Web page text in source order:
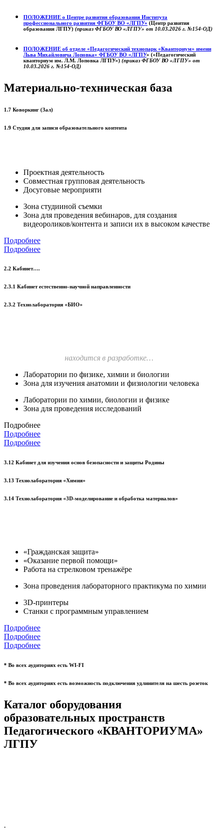
ПОЛОЖЕНИЕ о Центре развития образования Института
профессионального развития ФГБОУ ВО «ЛГПУ» (Центр развития
образования ЛГПУ) (приказ ФГБОУ ВО «ЛГПУ» от 10.03.2026 г. №154-ОД)
ПОЛОЖЕНИЕ об отделе «Педагогический технопарк «Кванториум» имени
Льва Михайловича Лоповка» ФГБОУ ВО «ЛГПУ» («Педагогический
кванториум им. Л.М. Лоповка ЛГПУ») (приказ ФГБОУ ВО «ЛГПУ» от
10.03.2026 г. №154-ОД)
Материально-техническая база
1.7 Коворкинг (Зал)
1.9 Студия для записи образовательного контента
Проектная деятельность
Совместная групповая деятельность
Досуговые мероприяти
Зона студииной съемки
Зона для проведения вебинаров, для создания
видеороликов/контента и записи их в высоком качестве
Подробнее
Подробнее
2.2 Кабинет….
2.3.1 Кабинет естественно-научной направленности
2.3.2 Технолаборатория «БИО»
находится в разработке…
Лаборатории по физике, химии и биологии
Зона для изучения анатомии и физиологии человека
Лаборатории по химии, биологии и физике
Зона для проведения исследований
Подробнее
Подробнее
Подробнее
3.12 Кабинет для изучения основ безопасности и защиты Родины
3.13 Технолаборатория «Химия»
3.14 Технолаборатория «3D-моделирование и обработка материалов»
«Гражданская защита»
«Оказание первой помощи»
Работа на стрелковом тренажёре
Зона проведения лабораторного практикума по химии
3D-принтеры
Станки с программным управлением
Подробнее
Подробнее
Подробнее
* Во всех аудиториях есть WI-FI
* Во всех аудиториях есть возможность подключения удлинителя на шесть розеток
Каталог оборудования
образовательных пространств
Педагогического «КВАНТОРИУМА»
ЛГПУ
.